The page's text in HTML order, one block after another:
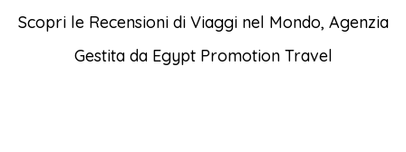
Scopri le Recensioni di Viaggi nel Mondo, Agenzia
Gestita da Egypt Promotion Travel